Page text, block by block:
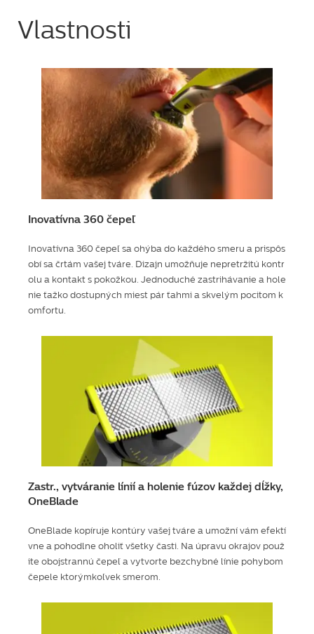
Vlastnosti
Inovatívna 360 čepeľ
Inovatívna 360 čepeľ sa ohýba do každého smeru a prispôs
obí sa črtám vašej tváre. Dizajn umožňuje nepretržitú kontr
olu a kontakt s pokožkou. Jednoduché zastrihávanie a hole
nie ťažko dostupných miest pár ťahmi a skvelým pocitom k
omfortu.
Zastr., vytváranie línií a holenie fúzov každej dĺžky,
OneBlade
OneBlade kopíruje kontúry vašej tváre a umožní vám efektí
vne a pohodlne oholiť všetky časti. Na úpravu okrajov použ
ite obojstrannú čepeľ a vytvorte bezchybné línie pohybom
čepele ktorýmkoľvek smerom.